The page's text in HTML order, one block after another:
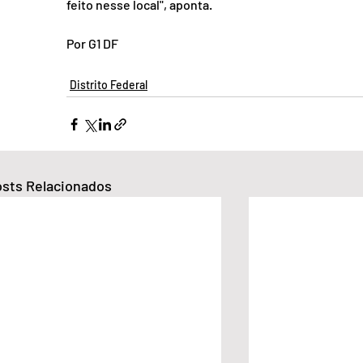
feito nesse local", aponta.
Por G1 DF
Distrito Federal
Relacionados